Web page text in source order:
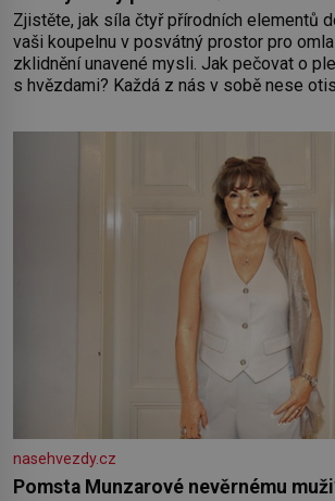
Zjistěte, jak síla čtyř přírodních elementů
vaši koupelnu v posvátný prostor pro
zklidnění unavené mysli. Jak pečovat o
s hvězdami? Každá z nás v sobě nese
pokožky. Ohnivá znamení Ženy narozené
nasehvezdy.cz
Pomsta Munzarové nevěrnému